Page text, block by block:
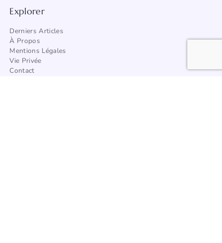
Explorer
Derniers Articles
À Propos
Mentions Légales
Vie Privée
Contact